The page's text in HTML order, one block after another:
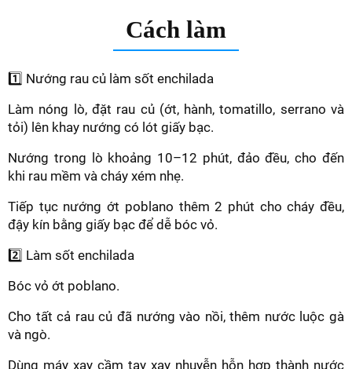
Cách làm
1️⃣ Nướng rau củ làm sốt enchilada
Làm nóng lò, đặt rau củ (ớt, hành, tomatillo, serrano và
tỏi) lên khay nướng có lót giấy bạc.
Nướng trong lò khoảng 10–12 phút, đảo đều, cho đến
khi rau mềm và cháy xém nhẹ.
Tiếp tục nướng ớt poblano thêm 2 phút cho cháy đều,
đậy kín bằng giấy bạc để dễ bóc vỏ.
2️⃣ Làm sốt enchilada
Bóc vỏ ớt poblano.
Cho tất cả rau củ đã nướng vào nồi, thêm nước luộc gà
và ngò.
Dùng máy xay cầm tay xay nhuyễn hỗn hợp thành nước